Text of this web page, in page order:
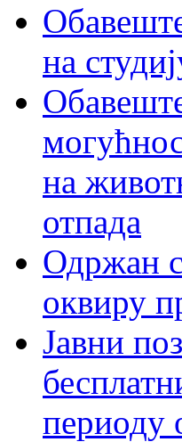
на
на
отпада
Одржан
оквиру
Јавни
периоду